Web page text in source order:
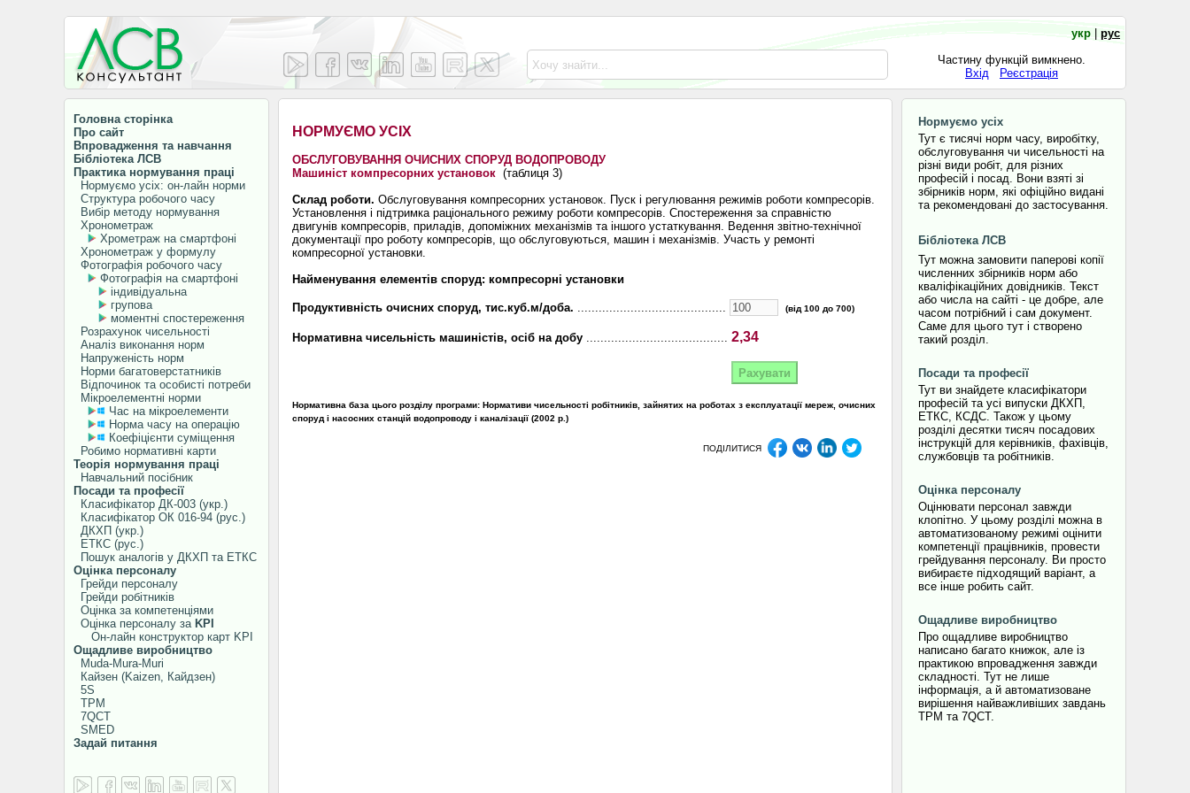
укр
рус
Частину функцій вимкнено.
Вхід
Реєстрація
Головна сторінка
Про сайт
Впровадження та навчання
Бібліотека ЛСВ
Практика нормування праці
Нормуємо усіх: он-лайн норми
Структура робочого часу
Вибір методу нормування
Хронометраж
Хрометраж на смартфоні
Хронометраж у формулу
Фотографія робочого часу
Фотографія на смартфоні
індивідуальна
групова
моментні спостереження
Розрахунок чисельності
Аналіз виконання норм
Напруженість норм
Норми багатоверстатників
Відпочинок та особисті потреби
Мікроелементні норми
Час на мікроелементи
Норма часу на операцію
Коефіцієнти суміщення
Робимо нормативні карти
Теорія нормування праці
Навчальний посібник
Посади та професії
Класифікатор ДК-003 (укр.)
Класифікатор ОК 016-94 (рус.)
ДКХП (укр.)
ЕТКС (рус.)
Пошук аналогів у ДКХП та ЕТКС
Оцінка персоналу
Грейди персоналу
Грейди робітників
Оцінка за компетенціями
Оцінка персоналу за KPI
Он-лайн конструктор карт KPI
Ощадливе виробництво
Muda-Mura-Muri
Кайзен (Kaizen, Кайдзен)
5S
TPM
7QCT
SMED
Задай питання
НОРМУЄМО УСІХ
ОБСЛУГОВУВАННЯ ОЧИСНИХ СПОРУД ВОДОПРОВОДУ
Машиніст компресорних установок (таблиця 3)
Склад роботи. Обслуговування компресорних установок. Пуск і регулювання режимів роботи компресорів.
Установлення і підтримка раціонального режиму роботи компресорів. Спостереження за справністю
двигунів компресорів, приладів, допоміжних механізмів та іншого устаткування. Ведення звітно-технічної
документації про роботу компресорів, що обслуговуються, машин і механізмів. Участь у ремонті
компресорної установки.
Найменування елементів споруд: компресорні установки
Продуктивність очисних споруд, тис.куб.м/доба. .......................................... (від 100 до 700)
Нормативна чисельність машиністів, осіб на добу ........................................ 2,34
Нормативна база цього розділу програми: Нормативи чисельності робітників, зайнятих на роботах з експлуатації мереж, очисних
споруд і насосних станцій водопроводу і каналізації (2002 p.)
ПОДІЛИТИСЯ
Нормуємо усіх
Тут є тисячі норм часу, виробітку,
обслуговування чи чисельності на
різні види робіт, для різних
професій і посад. Вони взяті зі
збірників норм, які офіційно видані
та рекомендовані до застосування.
Бібліотека ЛСВ
Тут можна замовити паперові копії
численних збірників норм або
кваліфікаційних довідників. Текст
або числа на сайті - це добре, але
часом потрібний і сам документ.
Саме для цього тут і створено
такий розділ.
Посади та професії
Тут ви знайдете класифікатори
професій та усі випуски ДКХП,
ЕТКС, КСДС. Також у цьому
розділі десятки тисяч посадових
інструкцій для керівників, фахівців,
службовців та робітників.
Оцінка персоналу
Оцінювати персонал завжди
клопітно. У цьому розділі можна в
автоматизованому режимі оцінити
компетенції працівників, провести
грейдування персоналу. Ви просто
вибираєте підходящий варіант, а
все інше робить сайт.
Ощадливе виробництво
Про ощадливе виробництво
написано багато книжок, але із
практикою впровадження завжди
складності. Тут не лише
інформація, а й автоматизоване
вирішення найважливіших завдань
TPM та 7QCT.